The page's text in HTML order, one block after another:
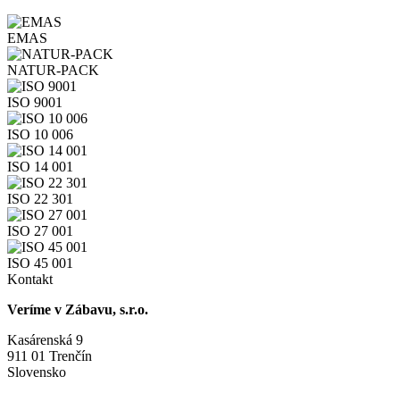
EMAS
NATUR-PACK
ISO 9001
ISO 10 006
ISO 14 001
ISO 22 301
ISO 27 001
ISO 45 001
Kontakt
Veríme v Zábavu, s.r.o.
Kasárenská 9
911 01 Trenčín
Slovensko